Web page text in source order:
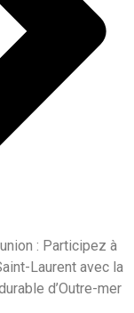
: Participez à
Laurent avec la
d’Outre-mer